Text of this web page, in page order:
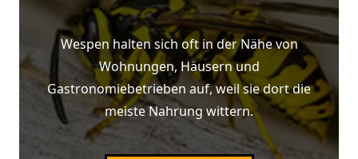
Wespen halten sich oft in der Nähe von
Wohnungen, Häusern und
Gastronomiebetrieben auf, weil sie dort die
meiste Nahrung wittern.